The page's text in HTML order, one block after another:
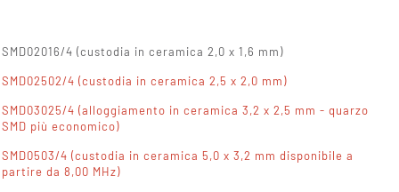
SMD02016/4 (custodia in ceramica 2,0 x 1,6 mm)
SMD02502/4 (custodia in ceramica 2,5 x 2,0 mm)
SMD03025/4 (alloggiamento in ceramica 3,2 x 2,5 mm - quarzo
SMD più economico)
SMD0503/4 (custodia in ceramica 5,0 x 3,2 mm disponibile a
partire da 8,00 MHz)